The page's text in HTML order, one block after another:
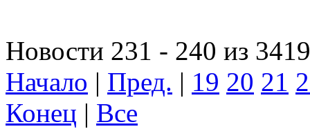
Новости 231 - 240 из 3419
Начало | Пред. | 19 20 21
Конец | Все